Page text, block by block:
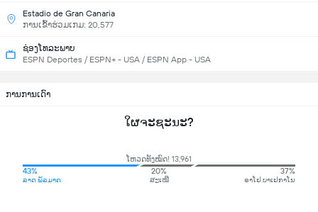
Estadio de Gran Canaria
ການເຂົ້າຮ່ວມເກມ: 20,577
ຊ່ອງໂທລະພາບ
ESPN Deportes / ESPN+ - USA / ESPN App - USA
ການການເດົາ
ໃຜຈະຊະນະ?
ໂຫວດທັງໝົດ! 13,961
43%
ລາດ ພັລມາດ
20%
ສະເໝີ
37%
ຣາໂຢ ບາເຢກາໂນ